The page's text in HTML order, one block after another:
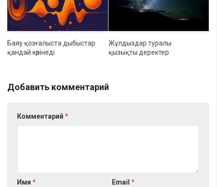
Баяу қозғалыста дыбыстар
қандай көрінеді
Жұлдыздар туралы
қызықты деректер
Добавить комментарий
Комментарий *
Имя * Email*